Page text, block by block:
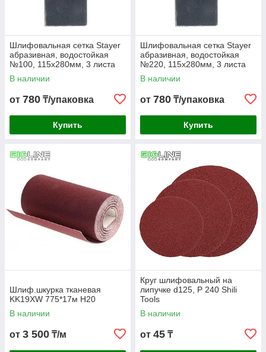
Шлифовальная сетка Stayer
абразивная, водостойкая
№100, 115х280мм, 3 листа
(10)
В наличии
от 780 ₸/упаковка
Купить
Шлифовальная сетка Stayer
абразивная, водостойкая
№220, 115х280мм, 3 листа
(10)
В наличии
от 780 ₸/упаковка
Купить
Шлиф.шкурка тканевая
KK19XW 775*17м H20
В наличии
от 3 500 ₸/м
Круг шлифовальный на
липучке d125, P 240 Shili
Tools
В наличии
от 45 ₸